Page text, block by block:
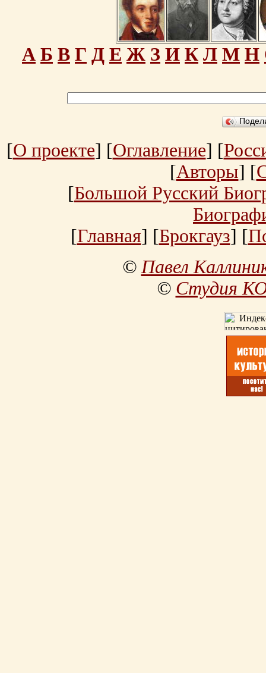
А Б В Г Д Е Ж З И К Л М Н
[О проекте] [Оглавление] [
[Авторы] [
[Большой Русский
[Главная] [Брокгауз] [
©Павел
© Студия